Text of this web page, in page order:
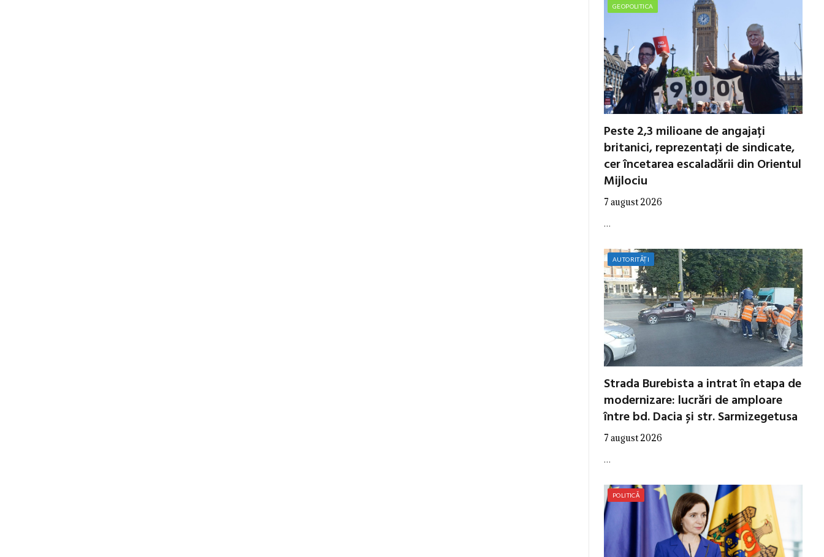
GEOPOLITICA
Peste 2,3 milioane de angajați
britanici, reprezentați de sindicate,
cer încetarea escaladării din Orientul
Mijlociu
7 august 2026
…
AUTORITĂȚI
Strada Burebista a intrat în etapa de
modernizare: lucrări de amploare
între bd. Dacia și str. Sarmizegetusa
7 august 2026
…
POLITICĂ